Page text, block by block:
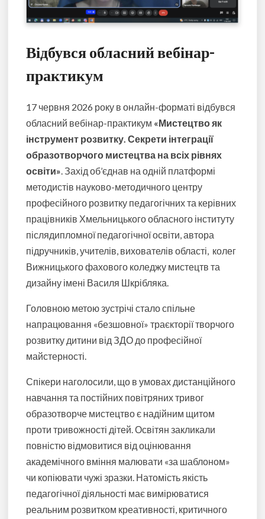
Відбувся обласний вебінар-
практикум
17 червня 2026 року в онлайн-форматі відбувся
обласний вебінар-практикум «Мистецтво як
інструмент розвитку. Секрети інтеграції
образотворчого мистецтва на всіх рівнях
освіти». Захід об’єднав на одній платформі
методистів науково-методичного центру
професійного розвитку педагогічних та керівних
працівників Хмельницького обласного інституту
післядипломної педагогічної освіти, автора
підручників, учителів, вихователів області, колег
Вижницького фахового коледжу мистецтв та
дизайну імені Василя Шкрібляка.
Головною метою зустрічі стало спільне
напрацювання «безшовної» траєкторії творчого
розвитку дитини від ЗДО до професійної
майстерності.
Спікери наголосили, що в умовах дистанційного
навчання та постійних повітряних тривог
образотворче мистецтво є надійним щитом
проти тривожності дітей. Освітян закликали
повністю відмовитися від оцінювання
академічного вміння малювати «за шаблоном»
чи копіювати чужі зразки. Натомість якість
педагогічної діяльності має вимірюватися
реальним розвитком креативності, критичного